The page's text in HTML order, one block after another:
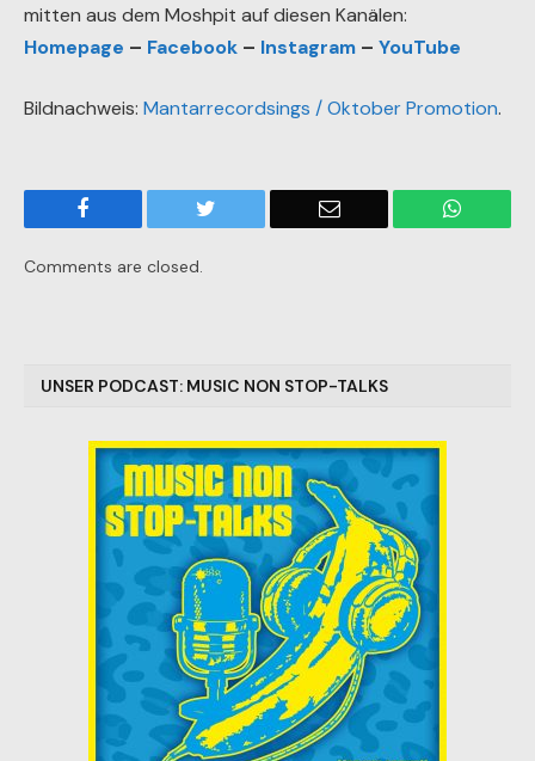
mitten aus dem Moshpit auf diesen Kanälen:
Homepage – Facebook – Instagram – YouTube
Bildnachweis: Mantarrecordsings / Oktober Promotion.
Email
Comments are closed.
UNSER PODCAST: MUSIC NON STOP-TALKS